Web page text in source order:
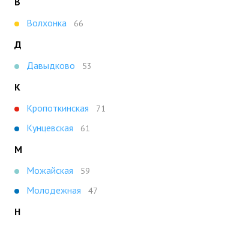
Волхонка
66
Д
Давыдково
53
К
Кропоткинская
71
Кунцевская 61
М
Можайская
59
Молодежная 47
Н